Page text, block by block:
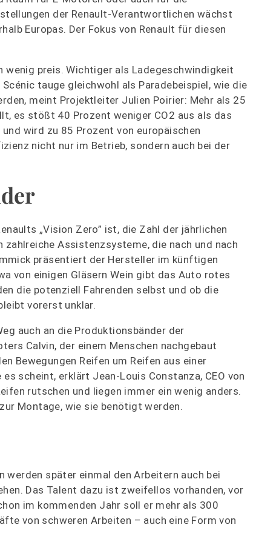
der Renault-Verantwortlichen wächst
Europas. Der Fokus von Renault für diesen
preis. Wichtiger als Ladegeschwindigkeit
tauge gleichwohl als Paradebeispiel, wie die
meint Projektleiter Julien Poirier: Mehr als 25
es stößt 40 Prozent weniger CO2 aus als das
wird zu 85 Prozent von europäischen
nicht nur im Betrieb, sondern auch bei der
„Vision Zero” ist, die Zahl der jährlichen
Assistenzsysteme, die nach und nach
präsentiert der Hersteller im künftigen
von einigen Gläsern Wein gibt das Auto rotes
die potenziell Fahrenden selbst und ob die
vorerst unklar.
auch an die Produktionsbänder der
Calvin, der einem Menschen nachgebaut
Bewegungen Reifen um Reifen aus einer
scheint, erklärt Jean-Louis Constanza, CEO von
rutschen und liegen immer ein wenig anders.
Montage, wie sie benötigt werden.
werden später einmal den Arbeitern auch bei
Das Talent dazu ist zweifellos vorhanden, vor
im kommenden Jahr soll er mehr als 300
von schweren Arbeiten – auch eine Form von